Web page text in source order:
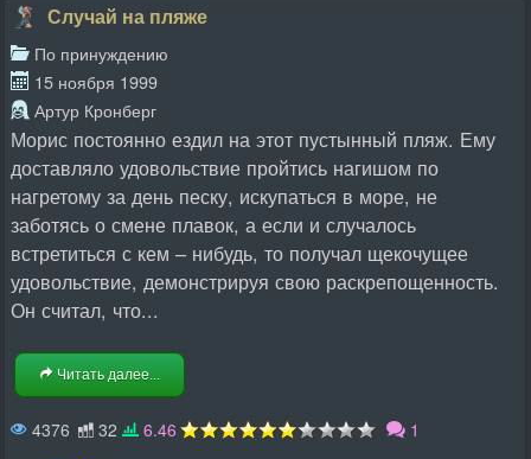
Случай на пляже
По принуждению
15 ноября 1999
Артур Кронберг
Морис постоянно ездил на этот пустынный пляж. Ему
доставляло удовольствие пройтись нагишом по
нагретому за день песку, искупаться в море, не
заботясь о смене плавок, а если и случалось
встретиться с кем – нибудь, то получал щекочущее
удовольствие, демонстрируя свою раскрепощенность.
Он считал, что...
Читать далее...
4376 32 6.46 1